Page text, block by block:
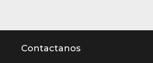
Contactanos